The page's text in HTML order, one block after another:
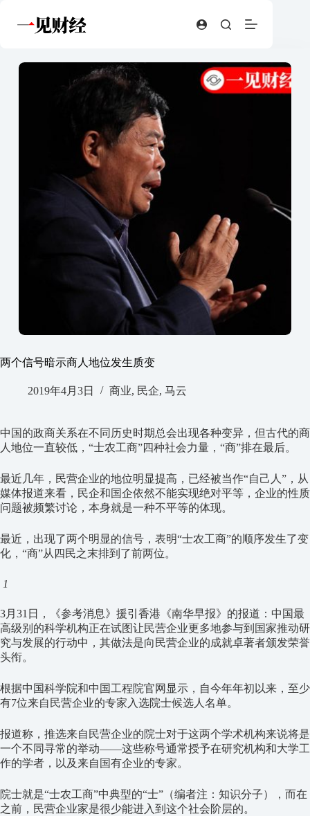
两个信号暗示商人地位发生质变
2019年4月3日 商业, 民企, 马云
中国的政商关系在不同历史时期总会出现各种变异，但古代的商
人地位一直较低，“士农工商”四种社会力量，“商”排在最后。
最近几年，民营企业的地位明显提高，已经被当作“自己人”，从
媒体报道来看，民企和国企依然不能实现绝对平等，企业的性质
问题被频繁讨论，本身就是一种不平等的体现。
最近，出现了两个明显的信号，表明“士农工商”的顺序发生了变
化，“商”从四民之末排到了前两位。
1
3月31日，《参考消息》援引香港《南华早报》的报道：中国最
高级别的科学机构正在试图让民营企业更多地参与到国家推动研
究与发展的行动中，其做法是向民营企业的成就卓著者颁发荣誉
头衔。
根据中国科学院和中国工程院官网显示，自今年年初以来，至少
有7位来自民营企业的专家入选院士候选人名单。
报道称，推选来自民营企业的院士对于这两个学术机构来说将是
一个不同寻常的举动——这些称号通常授予在研究机构和大学工
作的学者，以及来自国有企业的专家。
院士就是“士农工商”中典型的“士”（编者注：知识分子），而在
之前，民营企业家是很少能进入到这个社会阶层的。